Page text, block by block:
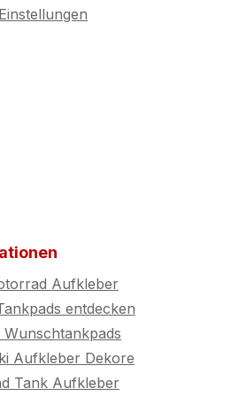
Aufkleber
entdecken
Wunschtankpads
Aufkleber Dekore
Tank Aufkleber